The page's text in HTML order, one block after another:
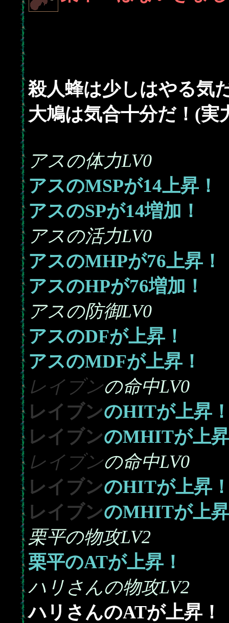
殺人蜂は少しはやる気
大鳩は気合十分だ！(実
アスの体力LV0
アスのMSPが14上昇！
アスのSPが14増加！
アスの活力LV0
アスのMHPが76上昇！
アスのHPが76増加！
アスの防御LV0
アスのDFが上昇！
アスのMDFが上昇！
レイブンの命中LV0
レイブンのHITが上昇
レイブンのMHITが上
レイブンの命中LV0
レイブンのHITが上昇
レイブンのMHITが上
栗平の物攻LV2
栗平のATが上昇！
ハリさんの物攻LV2
ハリさんのATが上昇！